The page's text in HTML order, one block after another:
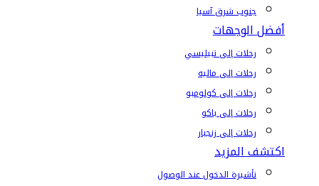
جنوب شرق آسيا
أفضل الوجهات
رحلات إلى تبيليسي
رحلات إلى ماليه
رحلات إلى كولومبو
رحلات إلى باكو
رحلات إلى زنجبار
اكتشف المزيد
تأشيرة الدخول عند الوصول